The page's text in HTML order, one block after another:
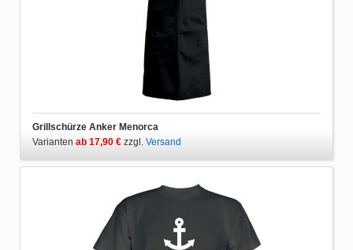
Grillschürze Anker Menorca
Varianten ab 17,90 € zzgl. Versand